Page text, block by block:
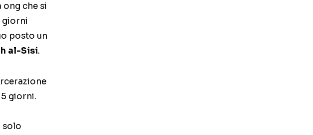
ong che si
giorni
posto un
al-Sisi.
giorni.
solo